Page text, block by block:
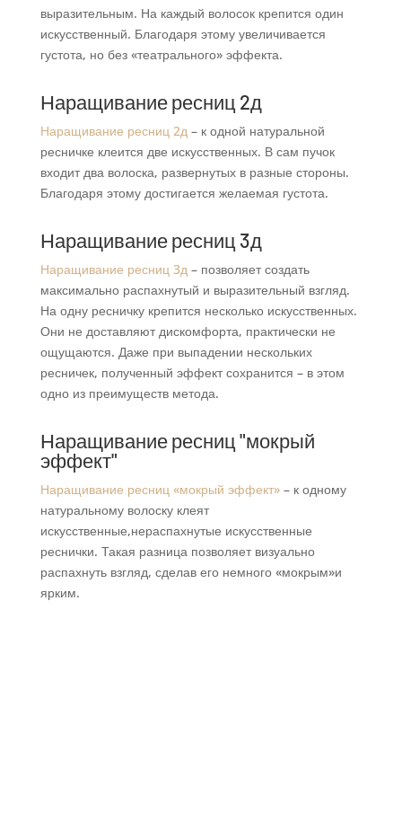
выразительным. На каждый волосок крепится один
искусственный. Благодаря этому увеличивается
густота, но без «театрального» эффекта.
Наращивание ресниц 2д
Наращивание ресниц 2д– к одной натуральной
ресничке клеится две искусственных. В сам пучок
входит два волоска, развернутых в разные стороны.
Благодаря этому достигается желаемая густота.
Наращивание ресниц 3д
Наращивание ресниц 3д– позволяет создать
максимально распахнутый и выразительный взгляд.
На одну ресничку крепится несколько искусственных.
Они не доставляют дискомфорта, практически не
ощущаются. Даже при выпадении нескольких
ресничек, полученный эффект сохранится – в этом
одно из преимуществ метода.
Наращивание ресниц "мокрый
эффект"
Наращивание ресниц «мокрый эффект»– к одному
натуральному волоску клеят
искусственные,нераспахнутые искусственные
реснички. Такая разница позволяет визуально
распахнуть взгляд, сделав его немного «мокрым»и
ярким.